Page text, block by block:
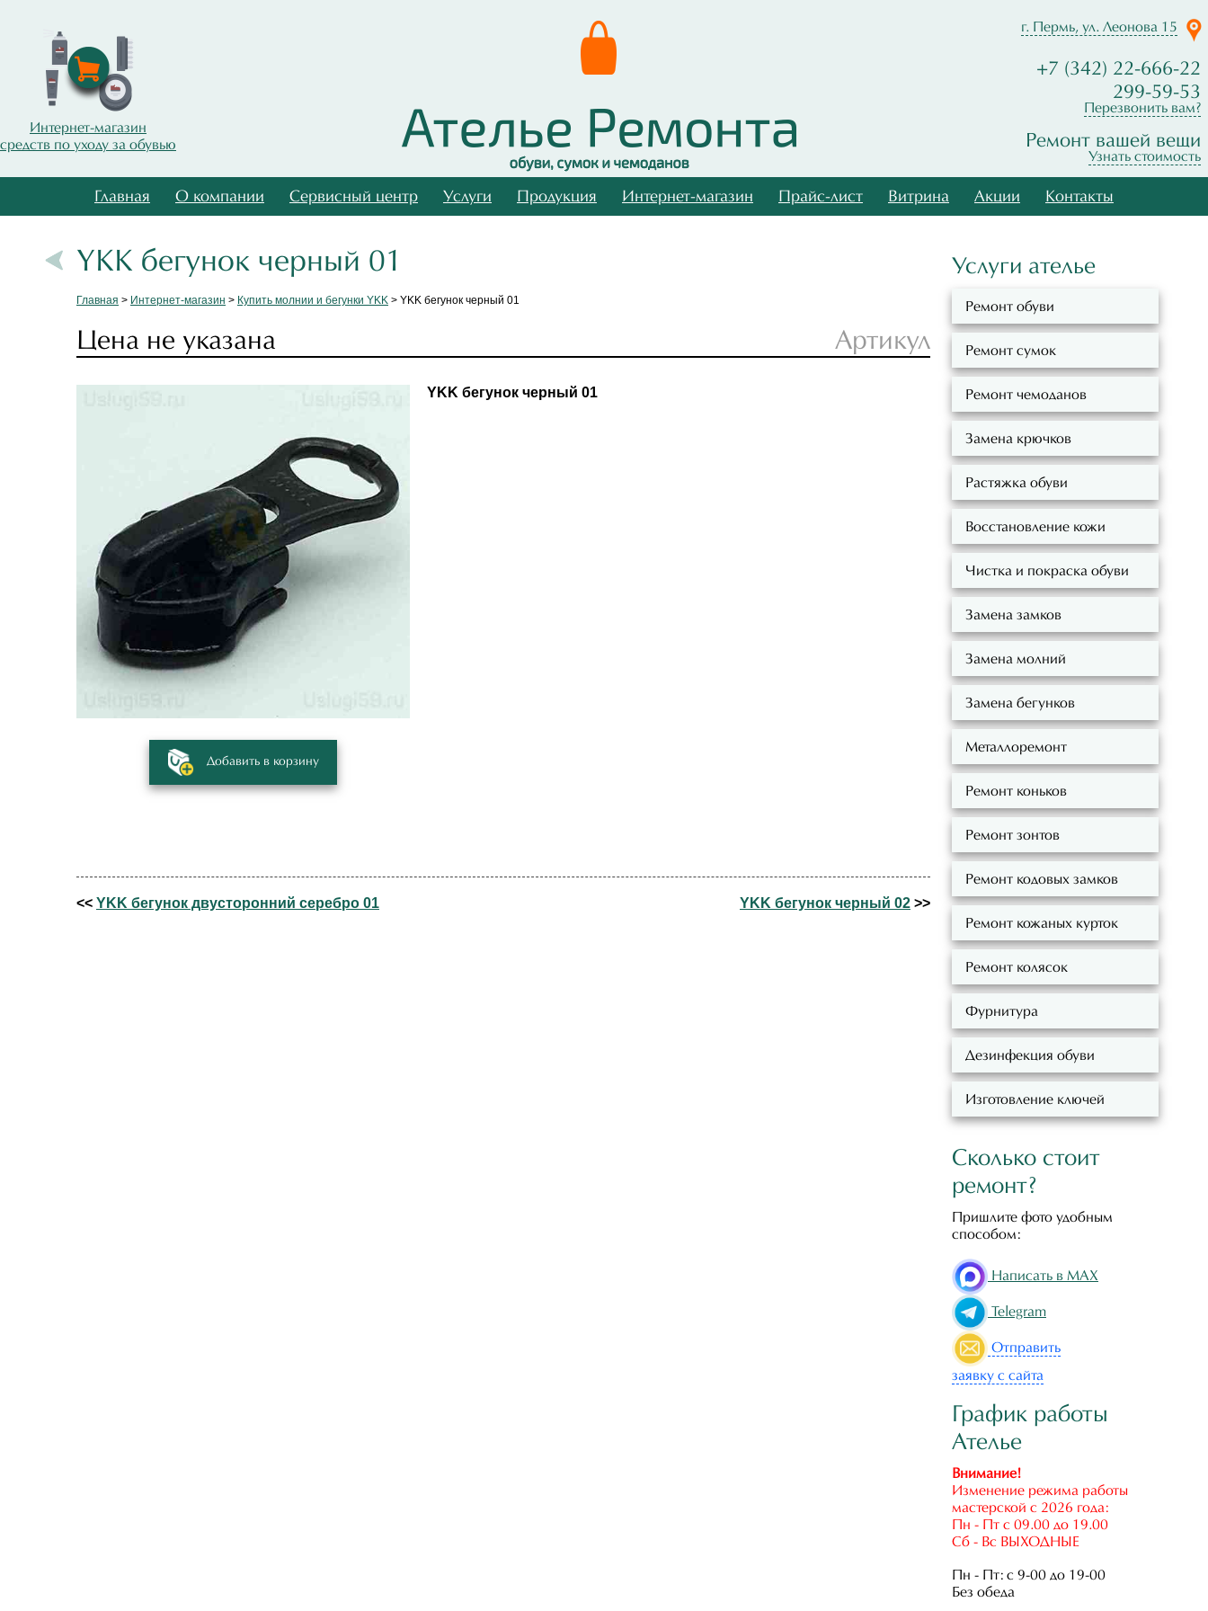
Интернет-магазин
средств по уходу за обувью
г. Пермь, ул. Леонова 15
+7 (342) 22-666-22
299-59-53
Перезвонить вам?
Ремонт вашей вещи
Узнать стоимость
Главная О компании Сервисный центр Услуги Продукция Интернет-магазин Прайс-лист Витрина Акции Контакты
YKK бегунок черный 01
Главная > Интернет-магазин > Купить молнии и бегунки YKK > YKK бегунок черный 01
Цена не указана Артикул
Добавить в корзину
YKK бегунок черный 01
<< YKK бегунок двусторонний серебро 01 YKK бегунок черный 02 >>
Услуги ателье
Ремонт обуви
Ремонт сумок
Ремонт чемоданов
Замена крючков
Растяжка обуви
Восстановление кожи
Чистка и покраска обуви
Замена замков
Замена молний
Замена бегунков
Металлоремонт
Ремонт коньков
Ремонт зонтов
Ремонт кодовых замков
Ремонт кожаных курток
Ремонт колясок
Фурнитура
Дезинфекция обуви
Изготовление ключей
Сколько стоит
ремонт?
Пришлите фото удобным
способом:
Написать в MAX
Telegram
Отправить
заявку с сайта
График работы
Ателье
Внимание!
Изменение режима работы
мастерской с 2026 года:
Пн - Пт с 09.00 до 19.00
Сб - Вс ВЫХОДНЫЕ
Пн - Пт: с 9-00 до 19-00
Без обеда